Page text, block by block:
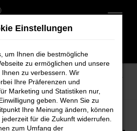
Audi Audi A4
Finden Sie Ihren Audi A4
bei Schmidt + Koch
Audi A4
Einstellungen
um Ihnen die bestmögliche
zu ermöglichen und unsere
zu verbessern. Wir
Ihre Präferenzen und
Marketing und Statistiken nur,
geben. Wenn Sie zu
Ihre Meinung ändern, können
für die Zukunft widerrufen.
zum Umfang der